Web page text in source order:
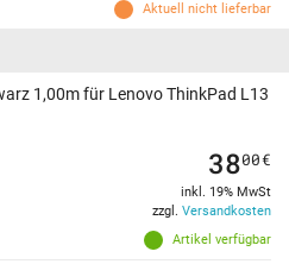
Aktuell nicht lieferbar
1,00m für Lenovo ThinkPad L13
Artikel verfügbar
3800€
inkl. 19% MwSt
zzgl. Versandkosten